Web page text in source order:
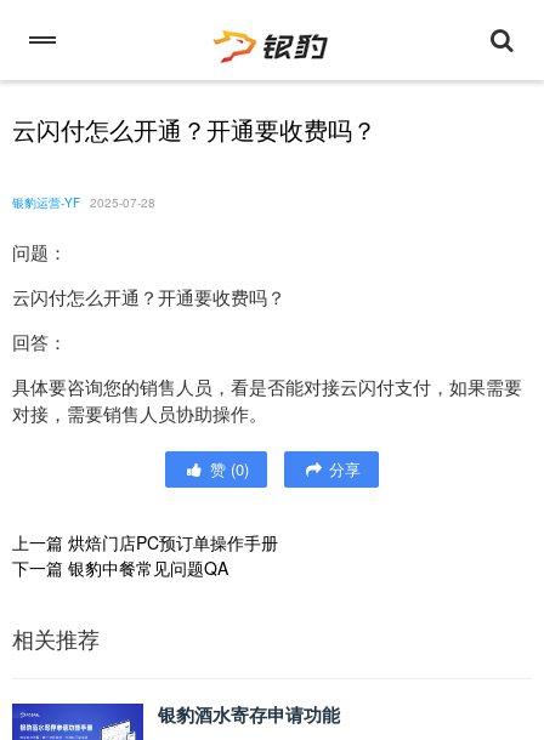
云闪付怎么开通？开通要收费吗？
银豹运营-YF 2025-07-28
问题：
云闪付怎么开通？开通要收费吗？
回答：
具体要咨询您的销售人员，看是否能对接云闪付支付，如果需要
对接，需要销售人员协助操作。
赞 (0) 分享
上一篇 烘焙门店PC预订单操作手册
下一篇 银豹中餐常见问题QA
相关推荐
银豹酒水寄存申请功能